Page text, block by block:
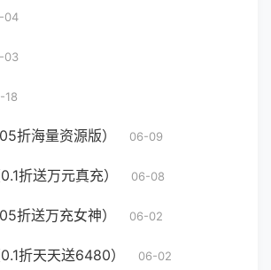
04
03
18
折海量资源版） 06-09
折送万元真充） 06-08
折送万充女神） 06-02
折天天送6480） 06-02